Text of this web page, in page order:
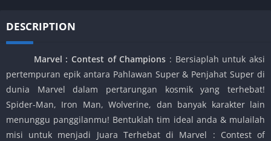
DESCRIPTION
Marvel : Contest of Champions : Bersiaplah untuk aksi
pertempuran epik antara Pahlawan Super & Penjahat Super di
dunia Marvel dalam pertarungan kosmik yang terhebat!
Spider-Man, Iron Man, Wolverine, dan banyak karakter lain
menunggu panggilanmu! Bentuklah tim ideal anda & mulailah
misi untuk menjadi Juara Terhebat di Marvel : Contest of